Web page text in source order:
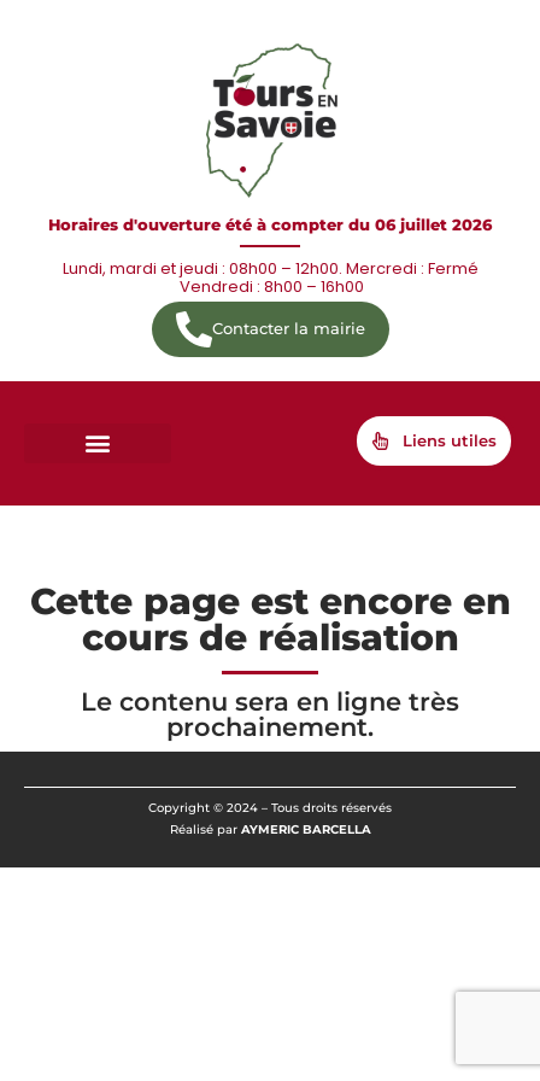
Horaires d'ouverture été à compter du 06 juillet 2026
Lundi, mardi et jeudi : 08h00 – 12h00. Mercredi : Fermé
Vendredi : 8h00 – 16h00
Contacter la mairie
Liens utiles
Cette page est encore en
cours de réalisation
Le contenu sera en ligne très
prochainement.
Copyright © 2024 – Tous droits réservés
Réalisé par AYMERIC BARCELLA